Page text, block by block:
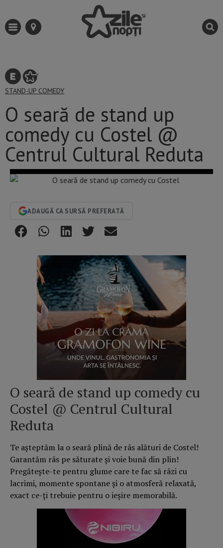
STAND-UP COMEDY
O seară de stand up
comedy cu Costel @
Centrul Cultural Reduta
ADAUGĂ CA SURSĂ PREFERATĂ
O seară de stand up comedy cu
Costel @ Centrul Cultural
Reduta
Te așteptăm la o seară plină de râs alături de Costel!
Garantăm râs pe săturate și voie bună din plin!
Pregătește-te pentru glume care te fac să râzi cu
lacrimi, momente spontane și o atmosferă relaxată,
exact ce-ți trebuie pentru o ieșire memorabilă.